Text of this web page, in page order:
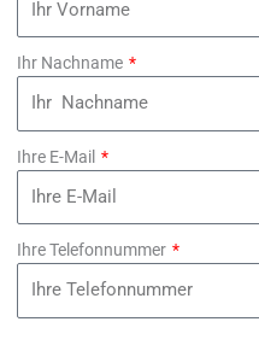
Ihr Nachname
Ihre E-Mail
Ihre Telefonnummer